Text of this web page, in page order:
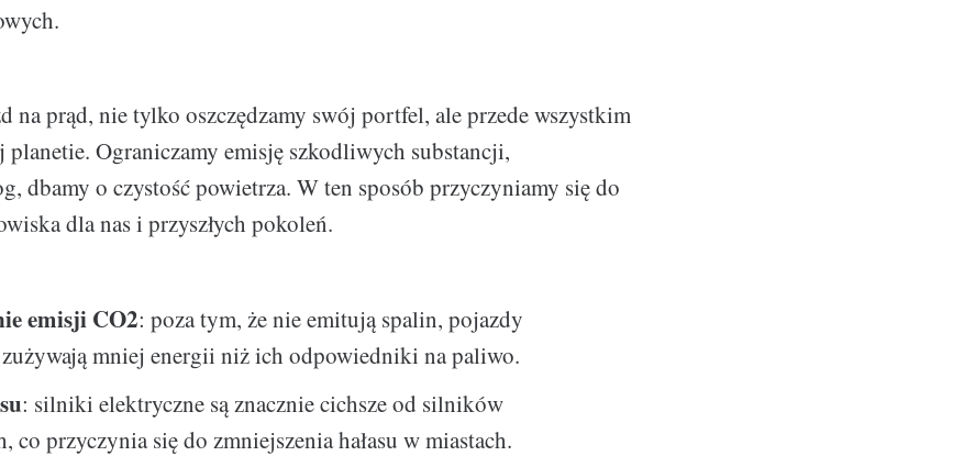
na prąd, nie tylko oszczędzamy swój portfel, ale przede wszystkim
planetie. Ograniczamy emisję szkodliwych substancji,
dbamy o czystość powietrza. W ten sposób przyczyniamy się do
dla nas i przyszłych pokoleń.
emisji CO2: poza tym, że nie emitują spalin, pojazdy
mniej energii niż ich odpowiedniki na paliwo.
: silniki elektryczne są znacznie cichsze od silników
co przyczynia się do zmniejszenia hałasu w miastach.